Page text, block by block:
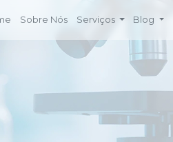
Sobre Nós Serviços Blog